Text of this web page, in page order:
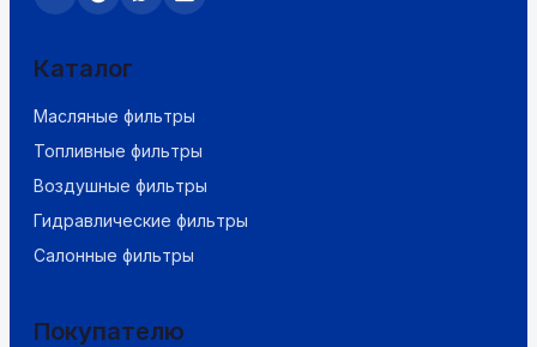
Каталог
Масляные фильтры
Топливные фильтры
Воздушные фильтры
Гидравлические фильтры
Салонные фильтры
Покупателю